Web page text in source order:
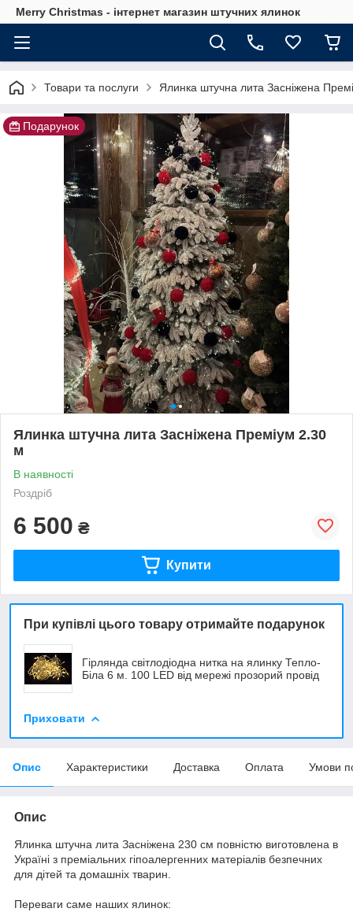
Merry Christmas - інтернет магазин штучних ялинок
Товари та послуги Ялинка штучна лита Засніжена
Подарунок
Ялинка штучна лита Засніжена Преміум 2.30
м
В наявності
Роздріб
6 500 ₴
Купити
При купівлі цього товару отримайте подарунок
Гірлянда світлодіодна нитка на ялинку Тепло-
Біла 6 м. 100 LED від мережі прозорий провід
Приховати
Опис Характеристики Доставка Оплата Умови
Опис
Ялинка штучна лита Засніжена 230 см повністю виготовлена в
Україні з преміальних гіпоалергенних матеріалів безпечних
для дітей та домашніх тварин.
Переваги саме наших ялинок: